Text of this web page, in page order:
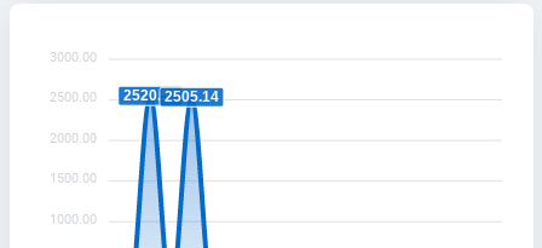
3000.00
2500.00
2000.00
1500.00
1000.00
2520.512505.14